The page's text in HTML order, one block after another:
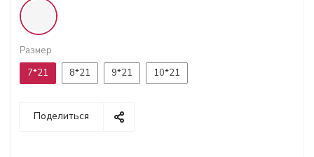
Размер
7*21
8*21 9*21 10*21
Поделиться